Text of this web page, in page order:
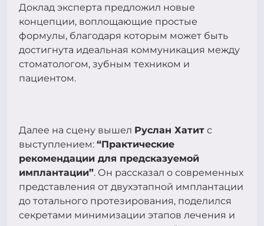
Доклад эксперта предложил новые
концепции, воплощающие простые
формулы, благодаря которым может быть
достигнута идеальная коммуникация между
стоматологом, зубным техником и
пациентом.
Далее на сцену вышел Руслан Хатит с
выступлением: “Практические
рекомендации для предсказуемой
имплантации”. Он рассказал о современных
представления от двухэтапной имплантации
до тотального протезирования, поделился
секретами минимизации этапов лечения и